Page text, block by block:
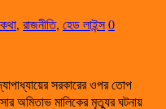
, রাজনীতি, হেড লাইন্স0
সরকারের ওপর তোপ
অমিতাভ মালিকের মৃত্যুর ঘটনায়